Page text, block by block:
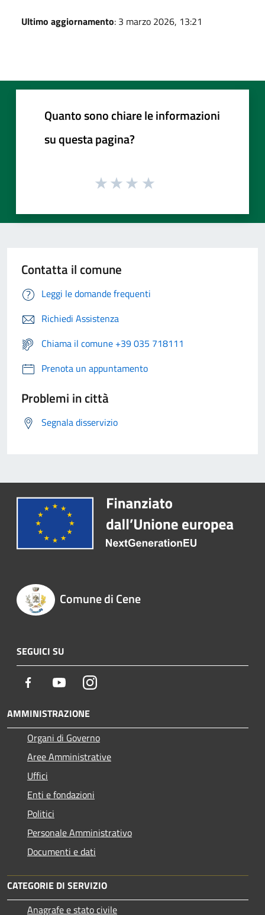
Ultimo aggiornamento: 3 marzo 2026, 13:21
Quanto sono chiare le informazioni
su questa pagina?
Contatta il comune
Leggi le domande frequenti
Richiedi Assistenza
Chiama il comune +39 035 718111
Prenota un appuntamento
Problemi in città
Segnala disservizio
Comune di Cene
SEGUICI SU
Facebook YoutubeInstagram
AMMINISTRAZIONE
Organi di Governo
Aree Amministrative
Uffici
Enti e fondazioni
Politici
Personale Amministrativo
Documenti e dati
CATEGORIE DI SERVIZIO
Anagrafe e stato civile